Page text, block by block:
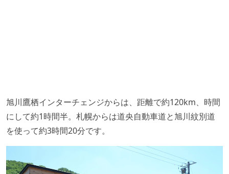
旭川鷹栖インターチェンジからは、距離で約120km、時間
にして約1時間半。札幌からは道央自動車道と旭川紋別道
を使って約3時間20分です。